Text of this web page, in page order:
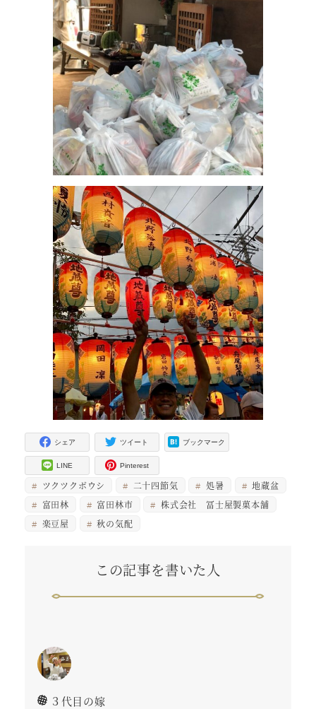
シェア ツイート ブックマーク
LINE Pinterest
ツクツクボウシ 二十四節気 処暑
地蔵盆
富田林
富田林市
株式会社 冨士屋製菓本舗
楽豆屋
秋の気配
この記事を書いた人
３代目の嫁